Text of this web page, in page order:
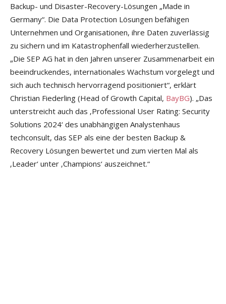
Backup- und Disaster-Recovery-Lösungen „Made in
Germany“. Die Data Protection Lösungen befähigen
Unternehmen und Organisationen, ihre Daten zuverlässig
zu sichern und im Katastrophenfall wiederherzustellen.
„Die SEP AG hat in den Jahren unserer Zusammenarbeit ein
beeindruckendes, internationales Wachstum vorgelegt und
sich auch technisch hervorragend positioniert“, erklärt
Christian Fiederling (Head of Growth Capital, BayBG). „Das
unterstreicht auch das ‚Professional User Rating: Security
Solutions 2024‘ des unabhängigen Analystenhaus
techconsult, das SEP als eine der besten Backup &
Recovery Lösungen bewertet und zum vierten Mal als
‚Leader‘ unter ‚Champions‘ auszeichnet.“